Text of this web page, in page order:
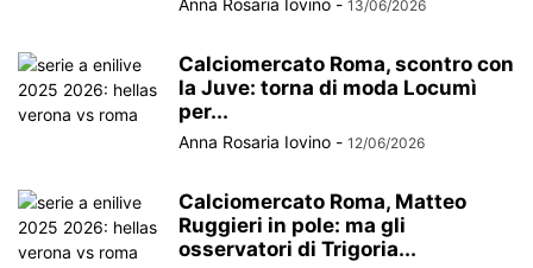
Anna Rosaria Iovino - 13/06/2026
Calciomercato Roma, scontro con
la Juve: torna di moda Locumì
per...
Anna Rosaria Iovino - 12/06/2026
Calciomercato Roma, Matteo
Ruggieri in pole: ma gli
osservatori di Trigoria...